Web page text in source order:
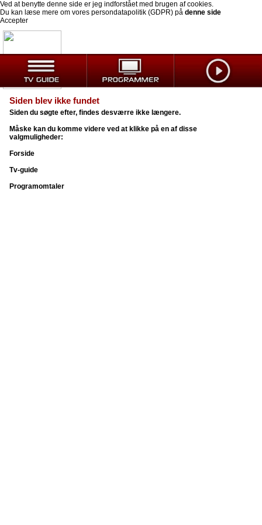
Ved at benytte denne side er jeg indforstået med brugen af cookies.
Du kan læse mere om vores persondatapolitik (GDPR) på denne side
Accepter
Siden blev ikke fundet
Siden du søgte efter, findes desværre ikke længere.
Måske kan du komme videre ved at klikke på en af disse
valgmuligheder:
Forside
Tv-guide
Programomtaler